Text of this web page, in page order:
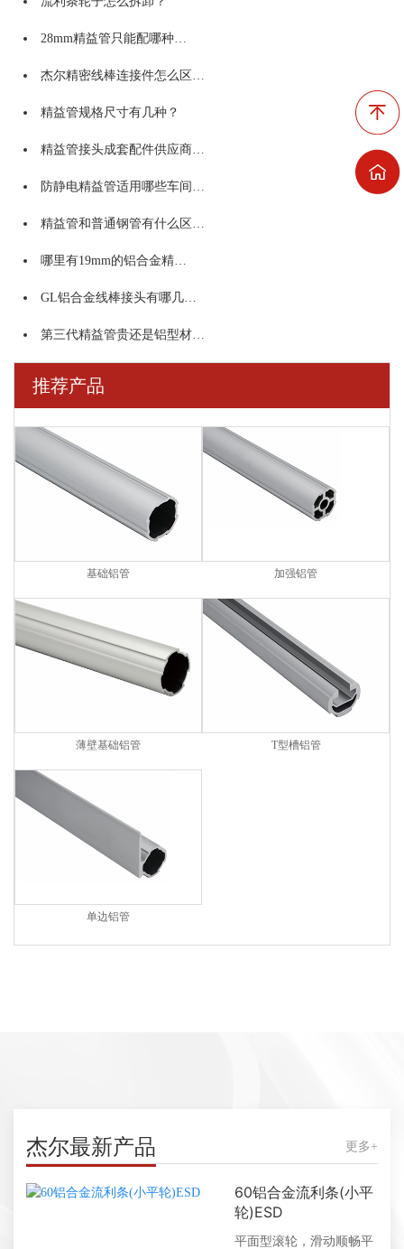
28mm精益管只能配哪种…
杰尔精密线棒连接件怎么区…
精益管规格尺寸有几种？
精益管接头成套配件供应商…
防静电精益管适用哪些车间…
精益管和普通钢管有什么区…
哪里有19mm的铝合金精…
GL铝合金线棒接头有哪几…
第三代精益管贵还是铝型材…
推荐产品
基础铝管 加强铝管
薄壁基础铝管 T型槽铝管
单边铝管
杰尔最新产品 更多+
60铝合金流利条(小平
轮)ESD
平面型滚轮，滑动顺畅平